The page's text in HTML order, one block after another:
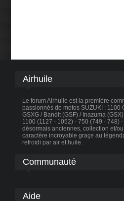
Airhuile
Le forum Airhuile est la première
passionnés de motos SUZUKI : 1100
GSXG / Bandit (GSF) / Inazuma
1100 (1127 - 1052) - 750 (749 - 748)
désormais anciennes, collection et/
caractère incroyable graçe au
refroidi par air et huile.
Communauté
Aide